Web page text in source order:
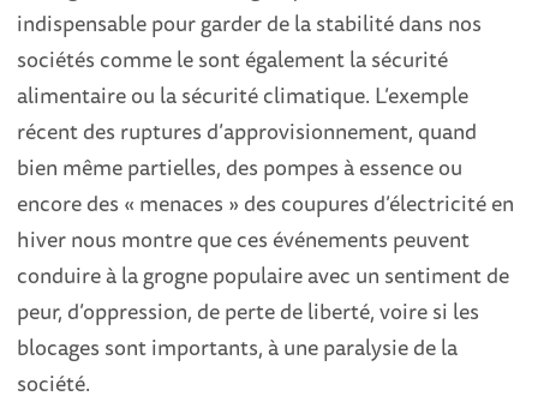
indispensable pour garder de la stabilité dans nos
sociétés comme le sont également la sécurité
alimentaire ou la sécurité climatique. L’exemple
récent des ruptures d’approvisionnement, quand
bien même partielles, des pompes à essence ou
encore des « menaces » des coupures d’électricité en
hiver nous montre que ces événements peuvent
conduire à la grogne populaire avec un sentiment de
peur, d’oppression, de perte de liberté, voire si les
blocages sont importants, à une paralysie de la
société.